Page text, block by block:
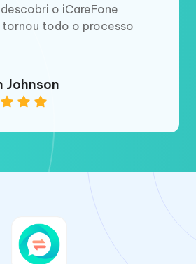
o iCareFone
tornou todo o processo
Johnson